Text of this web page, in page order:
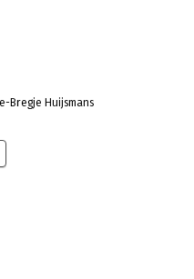
Bregje Huijsmans